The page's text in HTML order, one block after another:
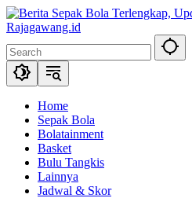
Skip
to
Home
Sepak Bola
Bolatainment
Basket
Bulu Tangkis
Lainnya
Jadwal & Skor